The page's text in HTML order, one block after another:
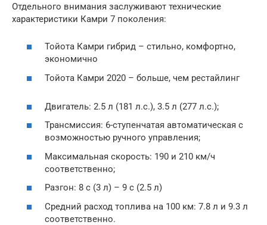
Отдельного внимания заслуживают технические
характеристики Камри 7 поколения:
Тойота Камри гибрид – стильно, комфортно,
экономично
Тойота Камри 2020 – больше, чем рестайлинг
Двигатель: 2.5 л (181 л.с.), 3.5 л (277 л.с.);
Трансмиссия: 6-ступенчатая автоматическая с
возможностью ручного управления;
Максимальная скорость: 190 и 210 км/ч
соответственно;
Разгон: 8 с (3 л) – 9 с (2.5 л)
Средний расход топлива на 100 км: 7.8 л и 9.3 л
соответственно.